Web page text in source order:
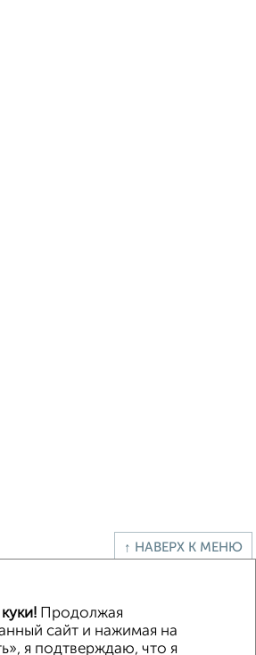
↑ НАВЕРХ К МЕНЮ
назначения
Складское помещение
помещение
Продолжая
сайт и нажимая на
я подтверждаю, что я